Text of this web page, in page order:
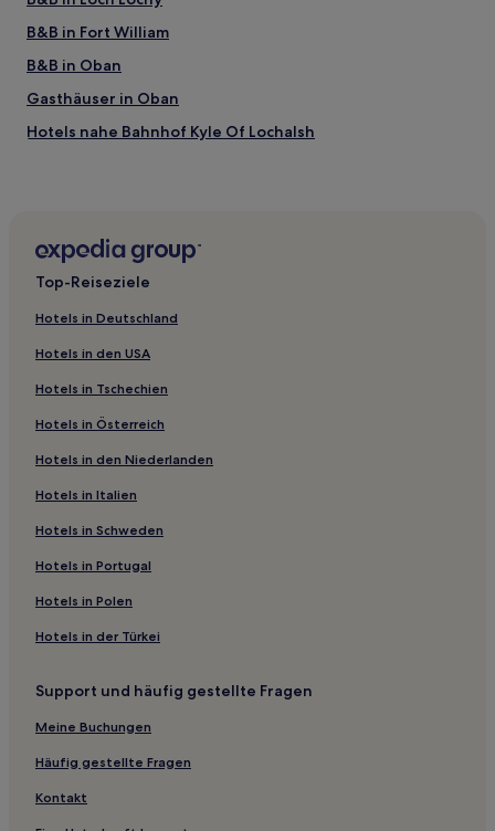
B&B in Fort William
B&B in Oban
Gasthäuser in Oban
Hotels nahe Bahnhof Kyle Of Lochalsh
Arisaig Hotels
Inverinate Hotels
Hotels nahe Glencoe Mountain Resort
Hotels nahe Gallery An Talla Dearg
Arnisdale Hotels
Hotels nahe Tralee Beach
Ardchattan Hotels
Hotels nahe Steall Falls
Hotels nahe Buachaille Etive Mòr
Corrour Hotels
Lerags Hotels
Hotels nahe Ganavan Sands
Balmacara Hotels
Fort Augustus Hotels
Corpach Hotels
Strontian Hotels
Top-Reiseziele
Hotels in Deutschland
Hotels in den USA
Hotels in Tschechien
Hotels in Österreich
Hotels in den Niederlanden
Hotels in Italien
Hotels in Schweden
Hotels in Portugal
Hotels in Polen
Hotels in der Türkei
Support und häufig gestellte Fragen
Meine Buchungen
Häufig gestellte Fragen
Kontakt